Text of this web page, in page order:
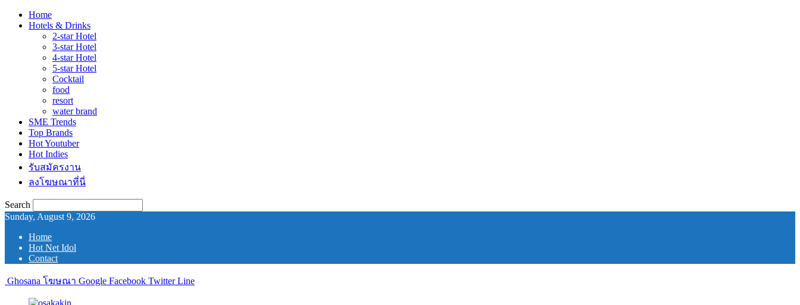
Home
Hotels & Drinks
2-star Hotel
3-star Hotel
4-star Hotel
5-star Hotel
Cocktail
food
resort
water brand
SME Trends
Top Brands
Hot Youtuber
Hot Indies
รับสมัครงาน
ลงโฆษณาที่นี่
Search
Sunday, August 9, 2026
Home
Hot Net Idol
Contact
Ghosana โฆษณา Google Facebook Twitter Line